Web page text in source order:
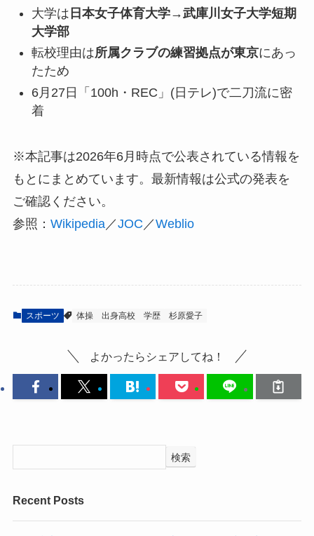
大学は 日本女子体育大学→武庫川女子大学短期
大学部
転校理由は所属クラブの練習拠点が東京にあっ
たため
6月27日「100h・REC」(日テレ)で二刀流に密
着
※本記事は2026年6月時点で公表されている情報を
もとにまとめています。最新情報は公式の発表を
ご確認ください。
参照： Wikipedia／JOC ／Weblio
スポーツ 体操 出身高校 学歴 杉原愛子
よかったらシェアしてね！
検索
Recent Posts